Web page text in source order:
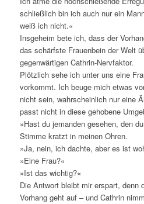
schließlich bin ich auch nur ein
weiß ich nicht.«
Insgeheim bete ich, dass der
das schärfste Frauenbein der Welt
gegenwärtigen Cathrin-Nervfaktor.
Plötzlich sehe ich unter uns eine
vorkommt. Ich beuge mich etwas
nicht sein, wahrscheinlich nur eine
passt nicht in diese gehobene
»Hast du jemanden gesehen, den
Stimme kratzt in meinen Ohren.
»Ja, nein, ich dachte, aber es ist
»Eine Frau?«
»Ist das wichtig?«
Die Antwort bleibt mir erspart, denn
Vorhang geht auf – und Cathrin